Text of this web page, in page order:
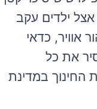
ילדים עקב
אוויר, כדאי
את כל
החינוך במדינת